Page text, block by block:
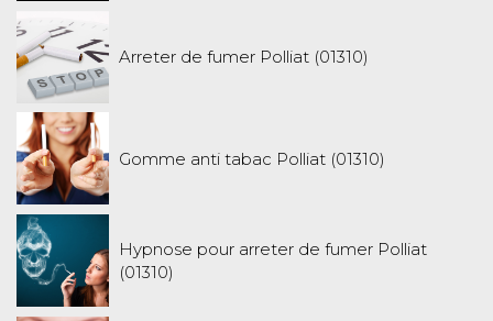
Arreter de fumer Polliat (01310)
Gomme anti tabac Polliat (01310)
Hypnose pour arreter de fumer Polliat
(01310)